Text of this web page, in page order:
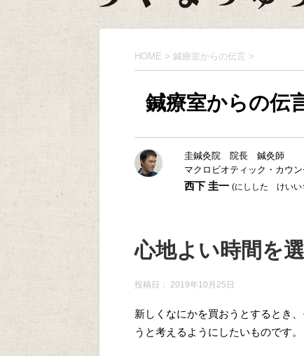
HOME > 鍼療室からの伝言 >
鍼療室からの伝
圭鍼灸院 院長 鍼灸師
マクロビオティック・カウ
西下 圭一(にしした けいい
心地よい時間を
投稿日： 2019年10月25日
新しくなにかを買おうとするとき
うと考えるようにしたいものです。